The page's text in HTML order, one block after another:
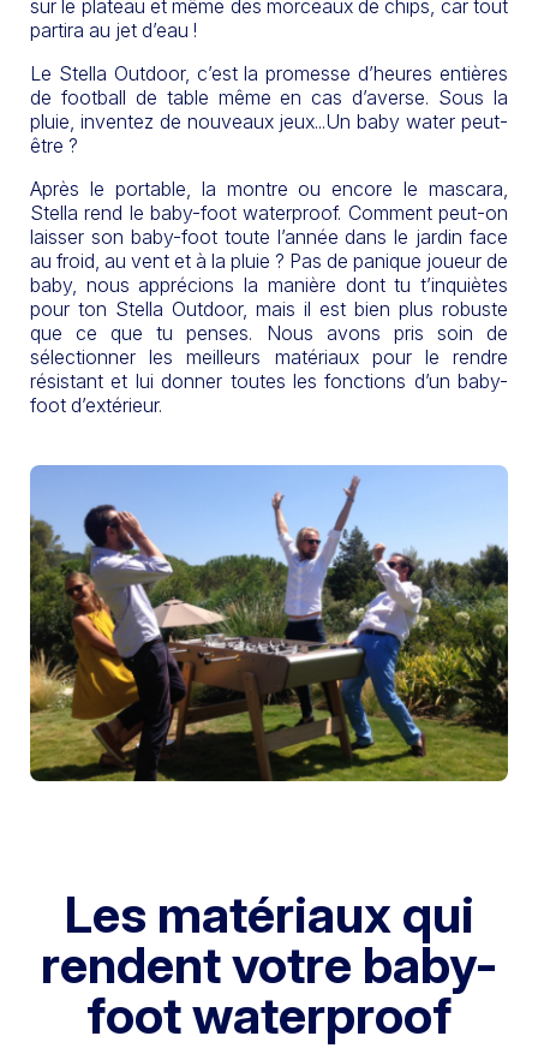
sur le plateau et même des morceaux de chips, car tout
partira au jet d’eau !
Le Stella Outdoor, c’est la promesse d’heures entières
de football de table même en cas d’averse. Sous la
pluie, inventez de nouveaux jeux...Un baby water peut-
être ?
Après le portable, la montre ou encore le mascara,
Stella rend le baby-foot waterproof. Comment peut-on
laisser son baby-foot toute l’année dans le jardin face
au froid, au vent et à la pluie ? Pas de panique joueur de
baby, nous apprécions la manière dont tu t’inquiètes
pour ton Stella Outdoor, mais il est bien plus robuste
que ce que tu penses. Nous avons pris soin de
sélectionner les meilleurs matériaux pour le rendre
résistant et lui donner toutes les fonctions d’un baby-
foot d’extérieur.
Les matériaux qui
rendent votre baby-
foot waterproof